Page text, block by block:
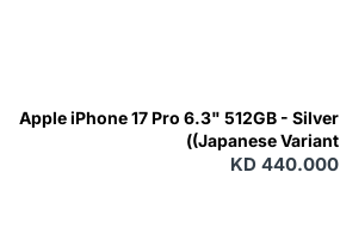
Apple iPhone 17 Pro 6.3" 512GB - Silver
(Japanese Variant)
KD 440.000